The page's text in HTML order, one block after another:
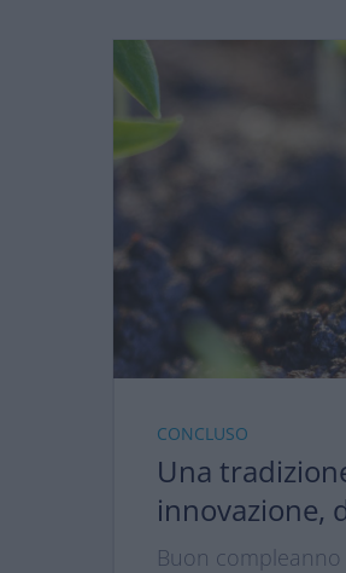
CONCLUSO
Una
innovazione,
anni!
Buon compleanno